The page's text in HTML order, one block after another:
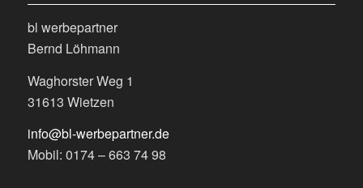
bl werbepartner
Bernd Löhmann
Waghorster Weg 1
31613 Wietzen
info@bl-werbepartner.de
Mobil: 0174 – 663 74 98